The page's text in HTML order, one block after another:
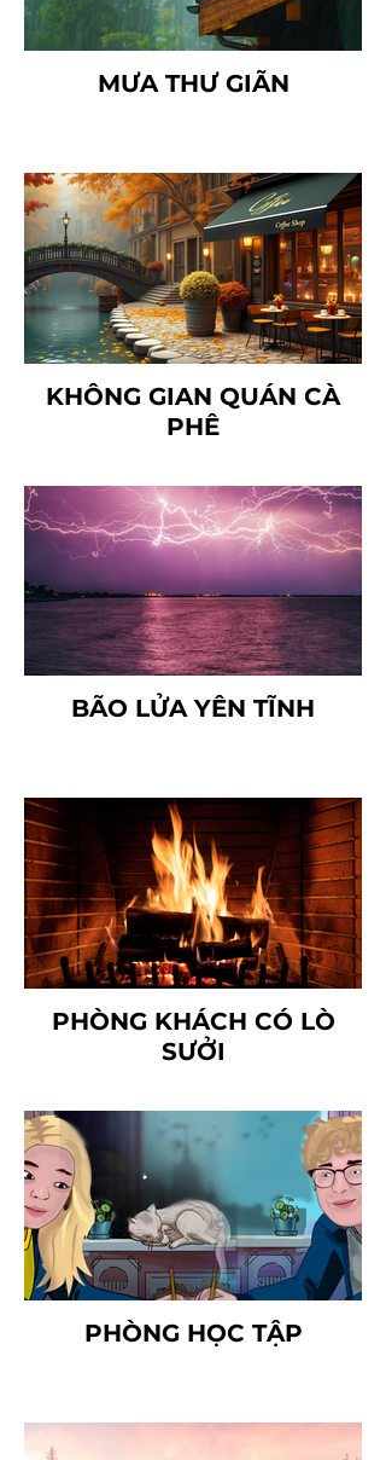
MƯA THƯ GIÃN
KHÔNG GIAN QUÁN CÀ
PHÊ
BÃO LỬA YÊN TĨNH
PHÒNG KHÁCH CÓ LÒ
SƯỞI
PHÒNG HỌC TẬP